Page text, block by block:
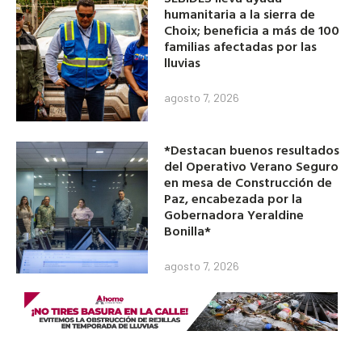
humanitaria a la sierra de
Choix; beneficia a más de 100
familias afectadas por las
lluvias
agosto 7, 2026
*Destacan buenos resultados
del Operativo Verano Seguro
en mesa de Construcción de
Paz, encabezada por la
Gobernadora Yeraldine
Bonilla*
agosto 7, 2026